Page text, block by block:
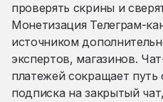
проверять скрины и
Монетизация Телеграм-
источником
экспертов, магазинов.
платежей сокращает путь
подписка на закрытый